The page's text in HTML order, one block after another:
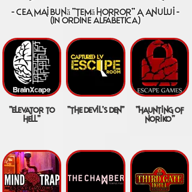
- cea mai bună "temă horror" a anului -
(IN ORDINE ALFABETICA)
"elevator to
hell"
"the devil's den"
"haunting of
noriko"